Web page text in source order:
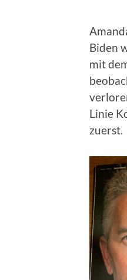
Biden
mit
Linie
zuerst.